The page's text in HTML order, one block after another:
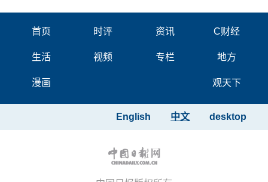
首页 时评 资讯 C财经
生活 视频 专栏 地方
漫画 观天下
desktop
中文
English